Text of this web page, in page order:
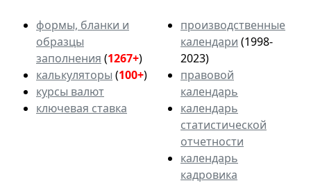
формы, бланки и
образцы
заполнения (1267+)
калькуляторы (100+)
курсы валют
ключевая ставка
производственные
календари (1998-
2023)
правовой
календарь
календарь
статистической
отчетности
календарь
кадровика